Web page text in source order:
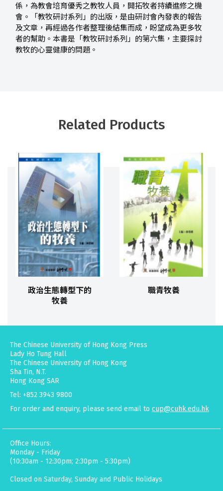
係，為教會培育優秀之教牧人員，開拓牧者持續進修之機
會。「教牧研討系列」的出版，是由研討會內發表的報告
及文章，再經過各作者整理後結集而成，盼望成為更多牧
者的幫助。本書是「教牧研討系列」的第六集，主要探討
教牧的心靈健康的問題。
Related Products
政治生態轉型下的
牧養
職青牧養
The Chinese University of Hong Kong Press
Lady Ho Tung Hall
The Chinese University of Hong Kong
Sha Tin, N.T.
Hong Kong SAR
Tel: +852 3943 9800
For order and enquiry, please send email to cup@cuhk.edu.hk
Office Hours:
Monday - Friday
(10:30am - 12:30pm; 2:30pm - 5:30pm)
Closed on Saturday, Sunday and Public Holidays